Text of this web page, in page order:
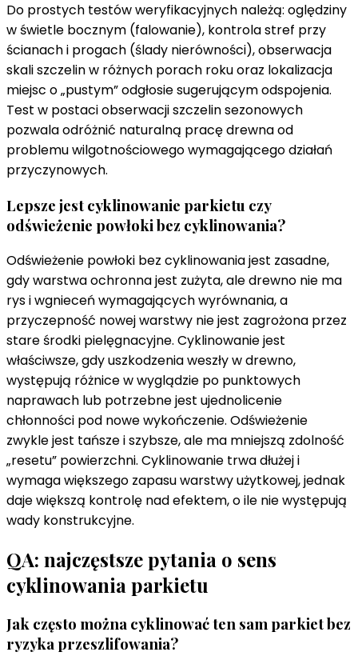
Do prostych testów weryfikacyjnych należą: oględziny
w świetle bocznym (falowanie), kontrola stref przy
ścianach i progach (ślady nierówności), obserwacja
skali szczelin w różnych porach roku oraz lokalizacja
miejsc o „pustym” odgłosie sugerującym odspojenia.
Test w postaci obserwacji szczelin sezonowych
pozwala odróżnić naturalną pracę drewna od
problemu wilgotnościowego wymagającego działań
przyczynowych.
Lepsze jest cyklinowanie parkietu czy
odświeżenie powłoki bez cyklinowania?
Odświeżenie powłoki bez cyklinowania jest zasadne,
gdy warstwa ochronna jest zużyta, ale drewno nie ma
rys i wgnieceń wymagających wyrównania, a
przyczepność nowej warstwy nie jest zagrożona przez
stare środki pielęgnacyjne. Cyklinowanie jest
właściwsze, gdy uszkodzenia weszły w drewno,
występują różnice w wyglądzie po punktowych
naprawach lub potrzebne jest ujednolicenie
chłonności pod nowe wykończenie. Odświeżenie
zwykle jest tańsze i szybsze, ale ma mniejszą zdolność
„resetu” powierzchni. Cyklinowanie trwa dłużej i
wymaga większego zapasu warstwy użytkowej, jednak
daje większą kontrolę nad efektem, o ile nie występują
wady konstrukcyjne.
QA: najczęstsze pytania o sens
cyklinowania parkietu
Jak często można cyklinować ten sam parkiet bez
ryzyka przeszlifowania?